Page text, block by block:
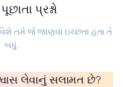
પ્રશ્નો
તમે જે જાણવા ઇચ્છતા હતા તે
બધું.
લેવાનું સલામત છે?